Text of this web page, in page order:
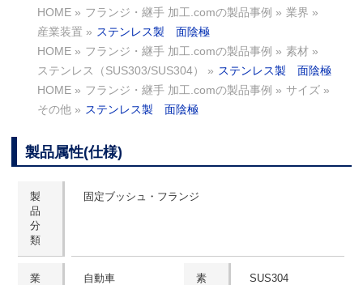
HOME » フランジ・継手 加工.comの製品事例 » 業界 »
産業装置 » ステンレス製 面陰極
HOME » フランジ・継手 加工.comの製品事例 » 素材 »
ステンレス（SUS303/SUS304）
» ステンレス製 面陰極
HOME » フランジ・継手 加工.comの製品事例 » サイズ »
その他 » ステンレス製 面陰極
製品属性(仕様)
製
品
分
類
固定ブッシュ・フランジ
業
自動車
素
SUS304